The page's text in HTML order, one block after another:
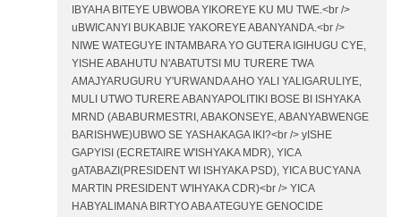
IBYAHA BITEYE UBWOBA YIKOREYE KU MU TWE.<br />
uBWICANYI BUKABIJE YAKOREYE ABANYANDA.<br />
NIWE WATEGUYE INTAMBARA YO GUTERA IGIHUGU CYE,
YISHE ABAHUTU N'ABATUTSI MU TURERE TWA
AMAJYARUGURU Y'URWANDA AHO YALI YALIGARULIYE,
MULI UTWO TURERE ABANYAPOLITIKI BOSE BI ISHYAKA
MRND (ABABURMESTRI, ABAKONSEYE, ABANYABWENGE
BARISHWE)UBWO SE YASHAKAGA IKI?<br /> yISHE
GAPYISI (ECRETAIRE W'ISHYAKA MDR), YICA
gATABAZI(PRESIDENT WI ISHYAKA PSD), YICA BUCYANA
MARTIN PRESIDENT W'IHYAKA CDR)<br /> YICA
HABYALIMANA BIRTYO ABA ATEGUYE GENOCIDE